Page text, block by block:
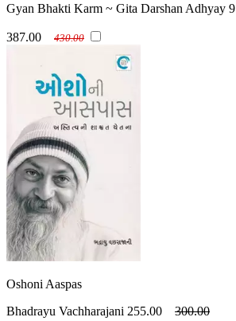
Gyan Bhakti Karm ~ Gita Darshan Adhyay 9
387.00 430.00
Oshoni Aaspas
Bhadrayu Vachharajani 255.00
300.00